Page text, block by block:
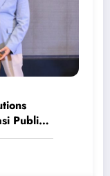
Publik
Diakui